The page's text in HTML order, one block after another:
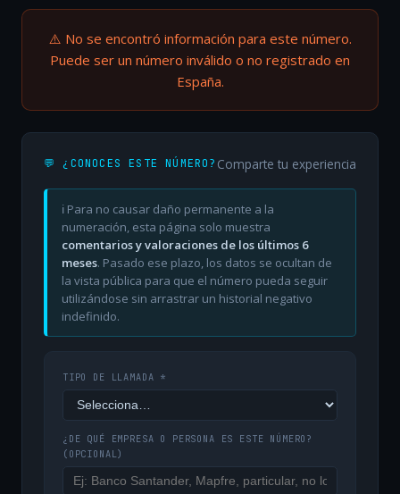
⚠️ No se encontró información para este número.
Puede ser un número inválido o no registrado en
España.
💬 ¿CONOCES ESTE NÚMERO? Comparte tu experiencia
ℹ️ Para no causar daño permanente a la
numeración, esta página solo muestra
comentarios y valoraciones de los últimos 6
meses. Pasado ese plazo, los datos se ocultan de
la vista pública para que el número pueda seguir
utilizándose sin arrastrar un historial negativo
indefinido.
TIPO DE LLAMADA *
¿DE QUÉ EMPRESA O PERSONA ES ESTE NÚMERO?
(OPCIONAL)